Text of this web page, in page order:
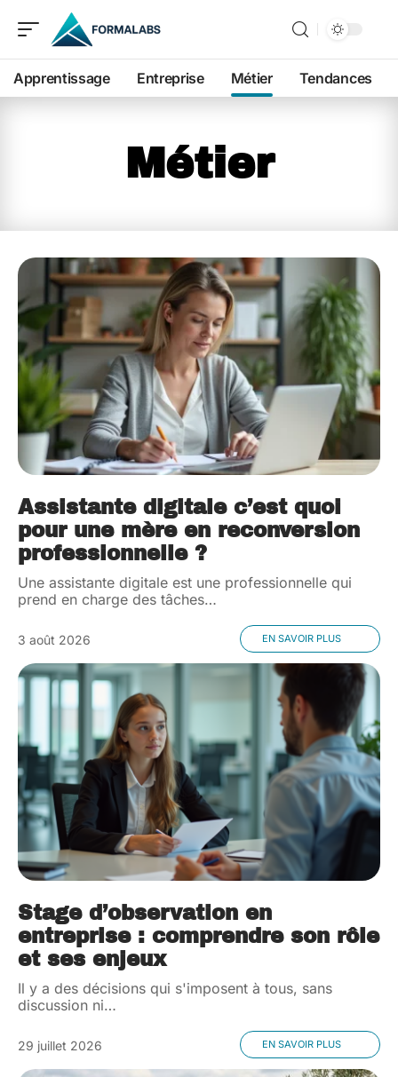
Apprentissage Entreprise Métier Tendances
Métier
Assistante digitale c’est quoi
pour une mère en reconversion
professionnelle ?
Une assistante digitale est une professionnelle qui
prend en charge des tâches…
3 août 2026 EN SAVOIR PLUS
Stage d’observation en
entreprise : comprendre son rôle
et ses enjeux
Il y a des décisions qui s'imposent à tous, sans
discussion ni…
29 juillet 2026 EN SAVOIR PLUS